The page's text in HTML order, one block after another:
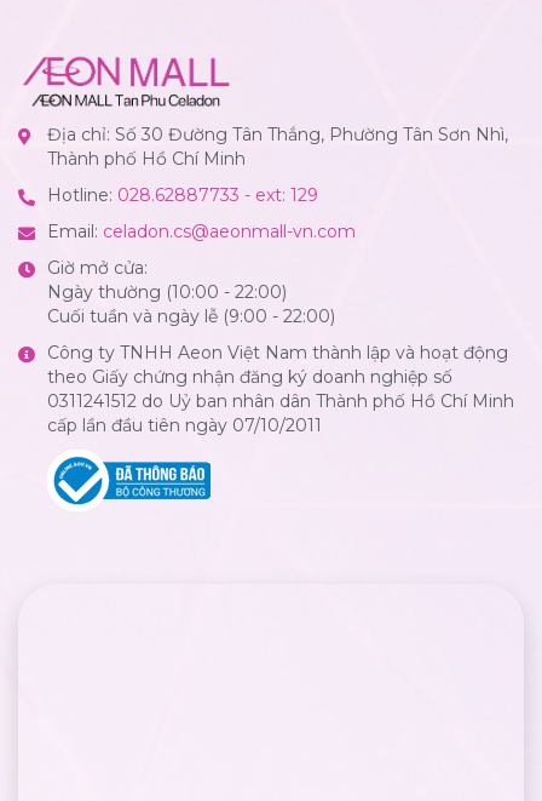
Địa chỉ: Số 30 Đường Tân Thắng, Phường Tân Sơn Nhì,
Thành phố Hồ Chí Minh
Hotline: 028.62887733 - ext: 129
Email: celadon.cs@aeonmall-vn.com
Giờ mở cửa:
Ngày thường (10:00 - 22:00)
Cuối tuần và ngày lễ (9:00 - 22:00)
Công ty TNHH Aeon Việt Nam thành lập và hoạt động
theo Giấy chứng nhận đăng ký doanh nghiệp số
0311241512 do Uỷ ban nhân dân Thành phố Hồ Chí Minh
cấp lần đầu tiên ngày 07/10/2011